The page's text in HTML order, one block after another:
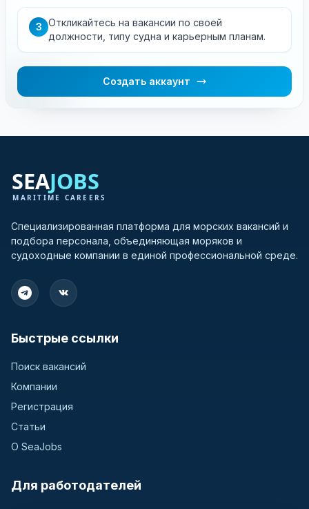
3 Откликайтесь на вакансии по своей
должности, типу судна и карьерным планам.
Создать аккаунт
Специализированная платформа для морских вакансий и
подбора персонала, объединяющая моряков и
судоходные компании в единой профессиональной среде.
Быстрые ссылки
Поиск вакансий
Компании
Регистрация
Статьи
О SeaJobs
Для работодателей